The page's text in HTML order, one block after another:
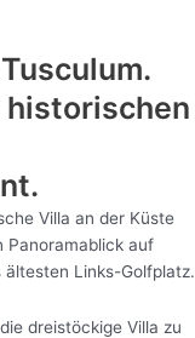
historischen
Villa an der Küste
Panoramablick auf
ältesten Links-Golfplatz.
dreistöckige Villa zu